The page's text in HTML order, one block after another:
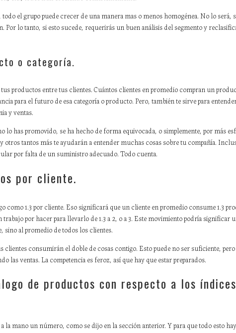
el grupo puede crecer de una manera mas o menos homogénea. No lo será,
Por lo tanto, si esto sucede, requerirás un buen análisis del segmento y
o categoría.
productos entre tus clientes. Cuántos clientes en promedio compran un
para el futuro de esa categoría o producto. Pero, también te sirve para
y ventas.
lo has promovido, se ha hecho de forma equivocada, o simplemente, por más
otros tantos más te ayudarán a entender muchas cosas sobre tu compañía.
por falta de un suministro adecuado. Todo cuenta.
por cliente.
como 1.3 por cliente. Eso significará que un cliente en promedio consume 1.3
por hacer para llevarlo de 1.3 a 2, o a 3. Este movimiento podría significar
sino al promedio de todos los clientes.
clientes consumirán el doble de cosas contigo. Esto puede no ser suficiente,
las ventas. La competencia es feroz, así que hay que estar preparados.
de productos con respecto a los
la mano un número, como se dijo en la sección anterior. Y para que todo esto